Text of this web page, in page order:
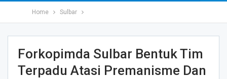
Home Sulbar
Forkopimda Sulbar Bentuk Tim
Terpadu Atasi Premanisme Dan